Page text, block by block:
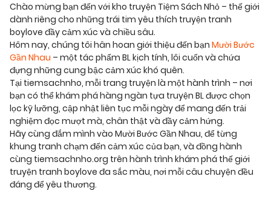
Chào mừng bạn đến với kho truyện Tiệm Sách Nhỏ – thế giới
dành riêng cho những trái tim yêu thích truyện tranh
boylove đầy cảm xúc và chiều sâu.
Hôm nay, chúng tôi hân hoan giới thiệu đến bạn Mười Bước
Gần Nhau – một tác phẩm BL kịch tính, lôi cuốn và chứa
đựng những cung bậc cảm xúc khó quên.
Tại tiemsachnho, mỗi trang truyện là một hành trình – nơi
bạn có thể khám phá hàng ngàn tựa truyện BL được chọn
lọc kỹ lưỡng, cập nhật liên tục mỗi ngày để mang đến trải
nghiệm đọc mượt mà, chân thật và đầy cảm hứng.
Hãy cùng đắm mình vào Mười Bước Gần Nhau, để từng
khung tranh chạm đến cảm xúc của bạn, và đồng hành
cùng tiemsachnho.org trên hành trình khám phá thế giới
truyện tranh boylove đa sắc màu, nơi mỗi câu chuyện đều
đáng để yêu thương.